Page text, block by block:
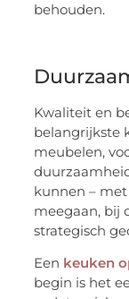
behouden.
Kwaliteit en
belangrijkste
meubelen,
kunnen –
meegaan, bij
strategisch
Een keuken
begin is het